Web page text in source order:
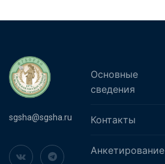
sgsha@sgsha.ru
Основные
сведения
Контакты
Анкетирование